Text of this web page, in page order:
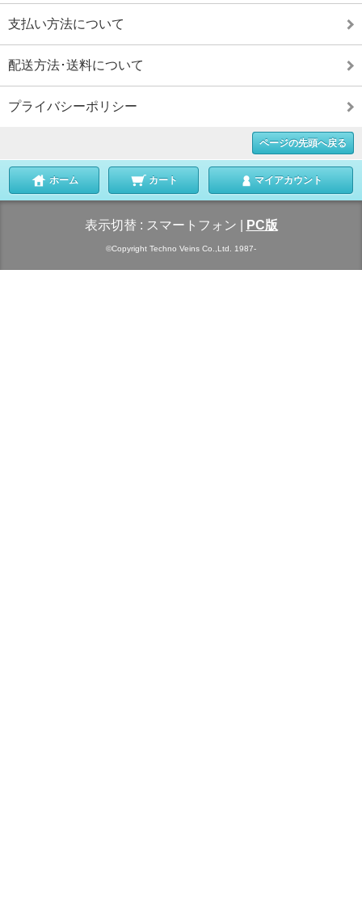
支払い方法について
配送方法･送料について
プライバシーポリシー
ページの先頭へ戻る
ホーム カート マイアカウント
表示切替 : スマートフォン PC版
©Copyright Techno Veins Co.,Ltd. 1987-